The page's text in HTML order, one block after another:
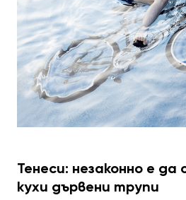
Тенеси: незаконно е
кухи дървени трупи